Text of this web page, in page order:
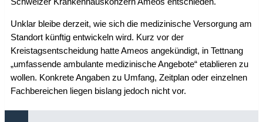
Unklar bleibe derzeit, wie sich die medizinische Versorgung am
Standort künftig entwickeln wird. Kurz vor der
Kreistagsentscheidung hatte Ameos angekündigt, in Tettnang
„umfassende ambulante medizinische Angebote“ etablieren zu
wollen. Konkrete Angaben zu Umfang, Zeitplan oder einzelnen
Fachbereichen liegen bislang jedoch nicht vor.